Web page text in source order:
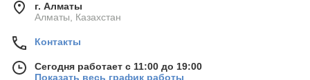
г. Алматы
Алматы, Казахстан
Контакты
Сегодня работает с 11:00 до 19:00
Показать весь график работы